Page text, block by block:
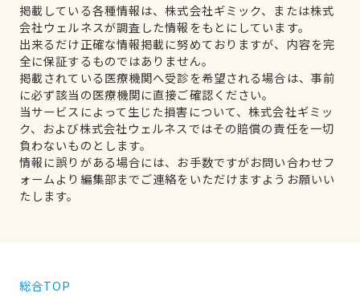
掲載している各種情報は、株式会社ギミック、または株式
会社ウェルネスが調査した情報をもとにしています。
出来るだけ正確な情報掲載に努めておりますが、内容を完
全に保証するものではありません。
掲載されている医療機関へ受診を希望される場合は、事前
に必ず該当の医療機関に直接ご確認ください。
当サービスによって生じた損害について、株式会社ギミッ
ク、および株式会社ウェルネスではその賠償の責任を一切
負わないものとします。
情報に誤りがある場合には、お手数ですがお問い合わせフ
ォームより編集部までご連絡をいただけますようお願いい
たします。
総合TOP